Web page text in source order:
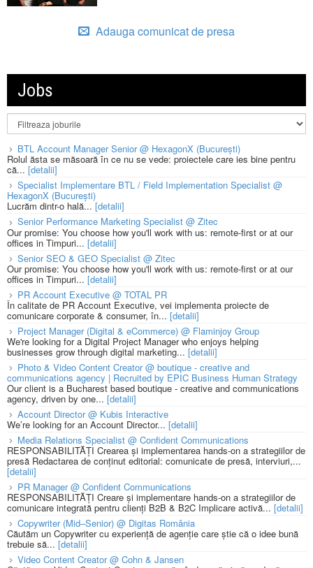
Adauga comunicat de presa
Jobs
BTL Account Manager Senior @ HexagonX (București)
Rolul ăsta se măsoară în ce nu se vede: proiectele care ies bine pentru
că... [detalii]
Specialist Implementare BTL / Field Implementation Specialist @
HexagonX (București)
Lucrăm dintr-o hală... [detalii]
Senior Performance Marketing Specialist @ Zitec
Our promise: You choose how you'll work with us: remote-first or at our
offices in Timpuri... [detalii]
Senior SEO & GEO Specialist @ Zitec
Our promise: You choose how you'll work with us: remote-first or at our
offices in Timpuri... [detalii]
PR Account Executive @ TOTAL PR
În calitate de PR Account Executive, vei implementa proiecte de
comunicare corporate & consumer, în... [detalii]
Project Manager (Digital & eCommerce) @ Flaminjoy Group
We're looking for a Digital Project Manager who enjoys helping
businesses grow through digital marketing... [detalii]
Photo & Video Content Creator @ boutique - creative and
communications agency | Recruited by EPIC Business Human Strategy
Our client is a Bucharest based boutique - creative and communications
agency, driven by one... [detalii]
Account Director @ Kubis Interactive
We’re looking for an Account Director... [detalii]
Media Relations Specialist @ Confident Communications
RESPONSABILITĂȚI Crearea și implementarea hands-on a strategiilor de
presă Redactarea de conținut editorial: comunicate de presă, interviuri,...
[detalii]
PR Manager @ Confident Communications
RESPONSABILITĂȚI Creare și implementare hands-on a strategiilor de
comunicare integrată pentru clienți B2B & B2C Implicare activă... [detalii]
Copywriter (Mid–Senior) @ Digitas România
Căutăm un Copywriter cu experiență de agenție care știe că o idee bună
trebuie să... [detalii]
Video Content Creator @ Cohn & Jansen